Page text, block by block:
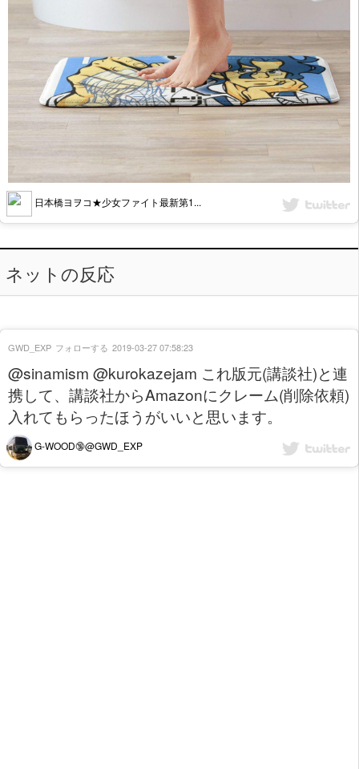
日本橋ヨヲコ★少女ファイト最新第1...
ネットの反応
@sinamism @kurokazejam これ版元(講談社)と連
携して、講談社からAmazonにクレーム(削除依頼)
入れてもらったほうがいいと思います。
G-WOOD🔞@GWD_EXP
GWD_EXP フォローする 2019-03-27 07:58:23